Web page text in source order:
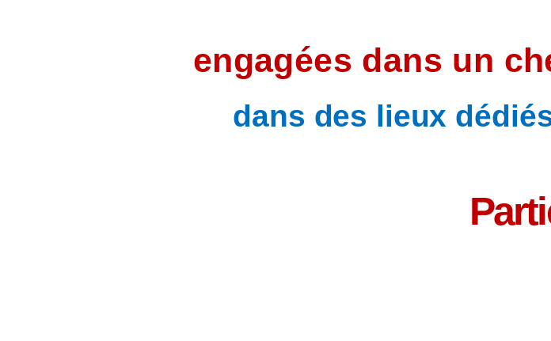
engagées dans un
dans des lieux